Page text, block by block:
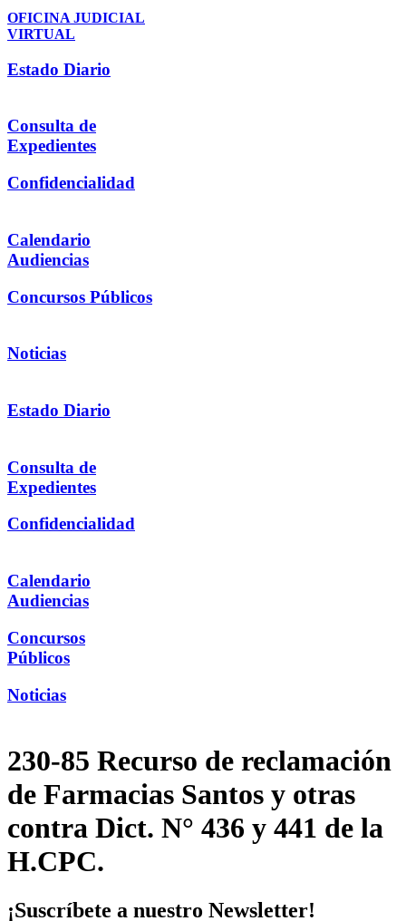
OFICINA JUDICIAL
VIRTUAL
Estado Diario
Consulta de
Expedientes
Confidencialidad
Calendario
Audiencias
Concursos Públicos
Noticias
Estado Diario
Consulta de
Expedientes
Confidencialidad
Calendario
Audiencias
Concursos
Públicos
Noticias
230-85 Recurso de reclamación
de Farmacias Santos y otras
contra Dict. N° 436 y 441 de la
H.CPC.
¡Suscríbete a nuestro Newsletter!